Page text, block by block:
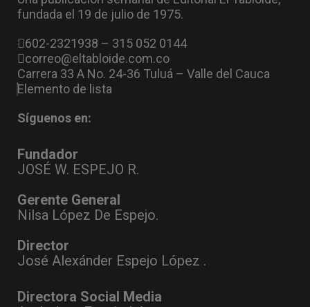
fundada el 19 de julio de 1975.
602-2321938 – 315 052 0144
correo@eltabloide.com.co
Carrera 33 A No. 24-36 Tuluá – Valle del Cauca
Elemento de lista
Síguenos en:
Fundador
JOSÉ W. ESPEJO R.
Gerente General
Nilsa López De Espejo.
Director
José Alexánder Espejo López .
Directora Social Media